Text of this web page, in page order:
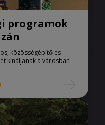
programok
közösségépítő és
kínáljanak a városban